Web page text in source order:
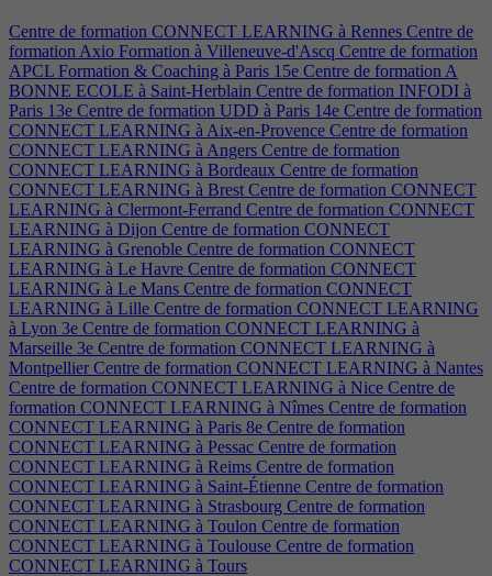
Centre de formation CONNECT LEARNING à Rennes Centre de
formation Axio Formation à Villeneuve-d'Ascq Centre de formation
APCL Formation & Coaching à Paris 15e Centre de formation A
BONNE ECOLE à Saint-Herblain Centre de formation INFODI à
Paris 13e Centre de formation UDD à Paris 14e Centre de formation
CONNECT LEARNING à Aix-en-Provence Centre de formation
CONNECT LEARNING à Angers Centre de formation
CONNECT LEARNING à Bordeaux Centre de formation
CONNECT LEARNING à Brest Centre de formation CONNECT
LEARNING à Clermont-Ferrand Centre de formation CONNECT
LEARNING à Dijon Centre de formation CONNECT
LEARNING à Grenoble Centre de formation CONNECT
LEARNING à Le Havre Centre de formation CONNECT
LEARNING à Le Mans Centre de formation CONNECT
LEARNING à Lille Centre de formation CONNECT LEARNING
à Lyon 3e Centre de formation CONNECT LEARNING à
Marseille 3e Centre de formation CONNECT LEARNING à
Montpellier Centre de formation CONNECT LEARNING à Nantes
Centre de formation CONNECT LEARNING à Nice Centre de
formation CONNECT LEARNING à Nîmes Centre de formation
CONNECT LEARNING à Paris 8e Centre de formation
CONNECT LEARNING à Pessac Centre de formation
CONNECT LEARNING à Reims Centre de formation
CONNECT LEARNING à Saint-Étienne Centre de formation
CONNECT LEARNING à Strasbourg Centre de formation
CONNECT LEARNING à Toulon Centre de formation
CONNECT LEARNING à Toulouse Centre de formation
CONNECT LEARNING à Tours